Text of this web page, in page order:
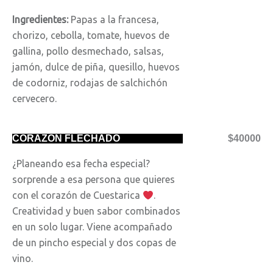
Ingredientes: Papas a la francesa,
chorizo, cebolla, tomate, huevos de
gallina, pollo desmechado, salsas,
jamón, dulce de piña, quesillo, huevos
de codorniz, rodajas de salchichón
cervecero.
CORAZÓN FLECHADO
¿Planeando esa fecha especial?
sorprende a esa persona que quieres
con el corazón de Cuestarica
.
Creatividad y buen sabor combinados
en un solo lugar. Viene acompañado
de un pincho especial y dos copas de
vino.
$40000